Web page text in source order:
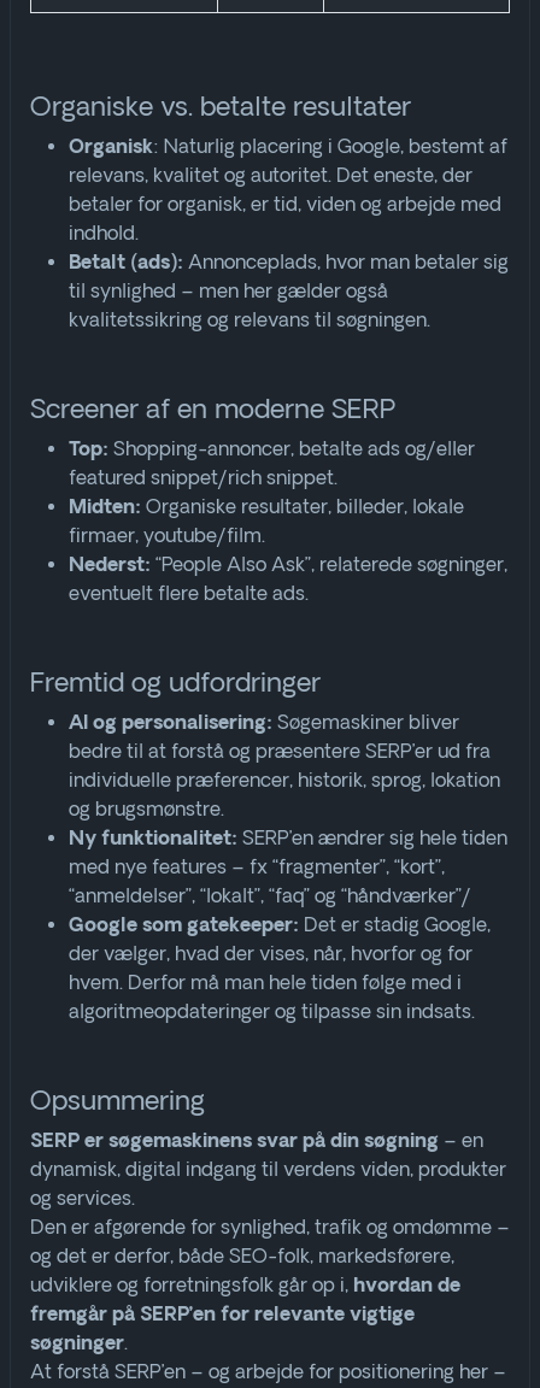
Organiske vs. betalte resultater
Organisk: Naturlig placering i Google, bestemt af
relevans, kvalitet og autoritet. Det eneste, der
betaler for organisk, er tid, viden og arbejde med
indhold.
Betalt (ads): Annonceplads, hvor man betaler sig
til synlighed – men her gælder også
kvalitetssikring og relevans til søgningen.
Screener af en moderne SERP
Top: Shopping-annoncer, betalte ads og/eller
featured snippet/rich snippet.
Midten: Organiske resultater, billeder, lokale
firmaer, youtube/film.
Nederst: “People Also Ask”, relaterede søgninger,
eventuelt flere betalte ads.
Fremtid og udfordringer
AI og personalisering: Søgemaskiner bliver
bedre til at forstå og præsentere SERP’er ud fra
individuelle præferencer, historik, sprog, lokation
og brugsmønstre.
Ny funktionalitet: SERP’en ændrer sig hele tiden
med nye features – fx “fragmenter”, “kort”,
“anmeldelser”, “lokalt”, “faq” og “håndværker”/
Google som gatekeeper: Det er stadig Google,
der vælger, hvad der vises, når, hvorfor og for
hvem. Derfor må man hele tiden følge med i
algoritmeopdateringer og tilpasse sin indsats.
Opsummering
SERP er søgemaskinens svar på din søgning – en
dynamisk, digital indgang til verdens viden, produkter
og services.
Den er afgørende for synlighed, trafik og omdømme –
og det er derfor, både SEO-folk, markedsførere,
udviklere og forretningsfolk går op i, hvordan de
fremgår på SERP’en for relevante vigtige
søgninger.
At forstå SERP’en – og arbejde for positionering her –